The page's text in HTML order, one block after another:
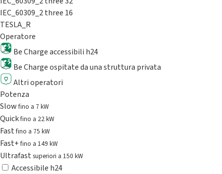
IEC_60309_2 three 16
TESLA_R
Operatore
Be Charge accessibili h24
Be Charge ospitate da una struttura privata
Altri operatori
Potenza
Slowfino a 7 kW
Quickfino a 22 kW
Fastfino a 75 kW
Fast+fino a 149 kW
Ultrafast superiori a 150 kW
Accessibile h24